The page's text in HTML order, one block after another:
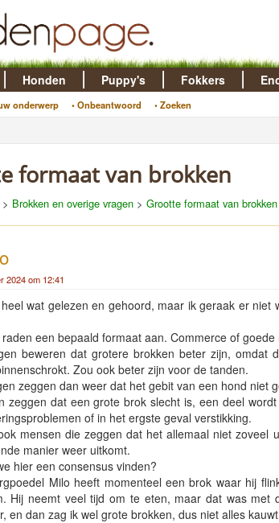
onderwerp • Onbeantwoord • Zoeken
Honden Puppy's Fokkers
formaat van brokken
> Brokken en overige vragen > Grootte formaat van brokken
2024 om 12:41
wat gelezen en gehoord, maar ik geraak er niet
een bepaald formaat aan. Commerce of goede
beweren dat grotere brokken beter zijn,
Zou ook beter zijn voor de tanden.
zeggen dan weer dat het gebit van een hond niet
zeggen dat een grote brok slecht is, een deel
of in het ergste geval verstikking.
mensen die zeggen dat het allemaal niet
manier weer uitkomt.
hier een consensus vinden?
Milo heeft momenteel een brok waar hij
Hij neemt veel tijd om te eten, maar dat was met
en dan zag ik wel grote brokken, dus niet alles